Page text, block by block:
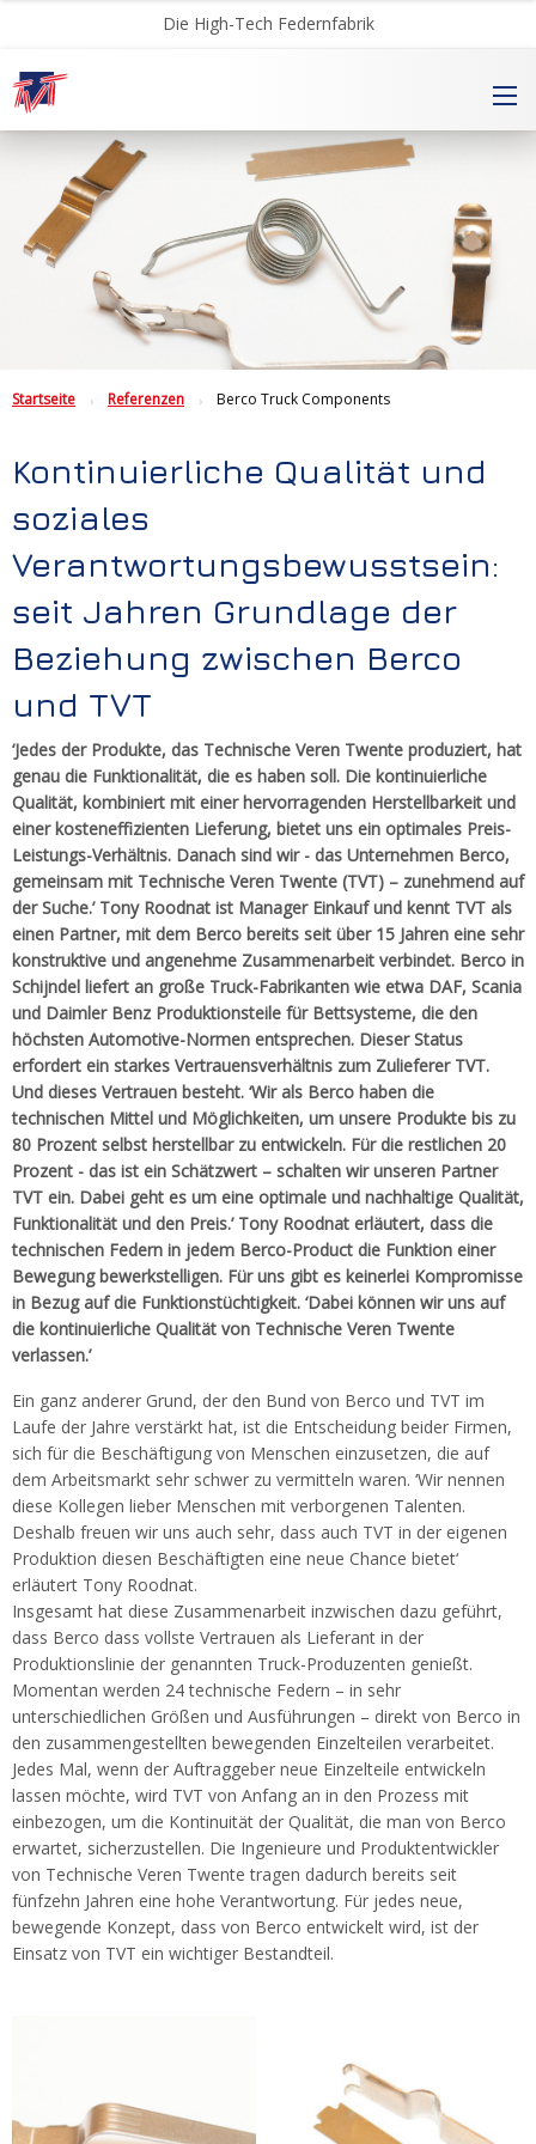
Die High-Tech Federnfabrik
Startseite Referenzen Berco Truck Components
Kontinuierliche Qualität und
soziales
Verantwortungsbewusstsein:
seit Jahren Grundlage der
Beziehung zwischen Berco
und TVT
‘Jedes der Produkte, das Technische Veren Twente produziert, hat
genau die Funktionalität, die es haben soll. Die kontinuierliche
Qualität, kombiniert mit einer hervorragenden Herstellbarkeit und
einer kosteneffizienten Lieferung, bietet uns ein optimales Preis-
Leistungs-Verhältnis. Danach sind wir - das Unternehmen Berco,
gemeinsam mit Technische Veren Twente (TVT) – zunehmend auf
der Suche.’ Tony Roodnat ist Manager Einkauf und kennt TVT als
einen Partner, mit dem Berco bereits seit über 15 Jahren eine sehr
konstruktive und angenehme Zusammenarbeit verbindet. Berco in
Schijndel liefert an große Truck-Fabrikanten wie etwa DAF, Scania
und Daimler Benz Produktionsteile für Bettsysteme, die den
höchsten Automotive-Normen entsprechen. Dieser Status
erfordert ein starkes Vertrauensverhältnis zum Zulieferer TVT.
Und dieses Vertrauen besteht. ‘Wir als Berco haben die
technischen Mittel und Möglichkeiten, um unsere Produkte bis zu
80 Prozent selbst herstellbar zu entwickeln. Für die restlichen 20
Prozent - das ist ein Schätzwert – schalten wir unseren Partner
TVT ein. Dabei geht es um eine optimale und nachhaltige Qualität,
Funktionalität und den Preis.’ Tony Roodnat erläutert, dass die
technischen Federn in jedem Berco-Product die Funktion einer
Bewegung bewerkstelligen. Für uns gibt es keinerlei Kompromisse
in Bezug auf die Funktionstüchtigkeit. ‘Dabei können wir uns auf
die kontinuierliche Qualität von Technische Veren Twente
verlassen.’
Ein ganz anderer Grund, der den Bund von Berco und TVT im
Laufe der Jahre verstärkt hat, ist die Entscheidung beider Firmen,
sich für die Beschäftigung von Menschen einzusetzen, die auf
dem Arbeitsmarkt sehr schwer zu vermitteln waren. ‘Wir nennen
diese Kollegen lieber Menschen mit verborgenen Talenten.
Deshalb freuen wir uns auch sehr, dass auch TVT in der eigenen
Produktion diesen Beschäftigten eine neue Chance bietet‘
erläutert Tony Roodnat.
Insgesamt hat diese Zusammenarbeit inzwischen dazu geführt,
dass Berco dass vollste Vertrauen als Lieferant in der
Produktionslinie der genannten Truck-Produzenten genießt.
Momentan werden 24 technische Federn – in sehr
unterschiedlichen Größen und Ausführungen – direkt von Berco in
den zusammengestellten bewegenden Einzelteilen verarbeitet.
Jedes Mal, wenn der Auftraggeber neue Einzelteile entwickeln
lassen möchte, wird TVT von Anfang an in den Prozess mit
einbezogen, um die Kontinuität der Qualität, die man von Berco
erwartet, sicherzustellen. Die Ingenieure und Produktentwickler
von Technische Veren Twente tragen dadurch bereits seit
fünfzehn Jahren eine hohe Verantwortung. Für jedes neue,
bewegende Konzept, dass von Berco entwickelt wird, ist der
Einsatz von TVT ein wichtiger Bestandteil.